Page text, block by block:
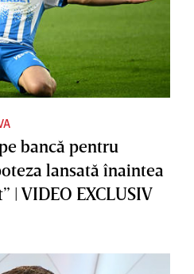
bancă pentru
lansată înaintea
| VIDEO EXCLUSIV